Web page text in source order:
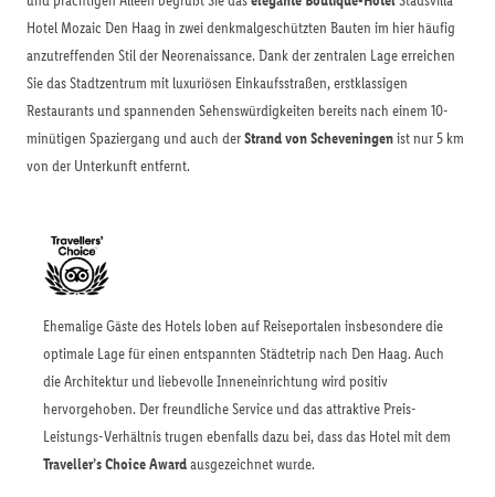
Hotel Mozaic Den Haag in zwei denkmalgeschützten Bauten im hier häufig
anzutreffenden Stil der Neorenaissance. Dank der zentralen Lage erreichen
Sie das Stadtzentrum mit luxuriösen Einkaufsstraßen, erstklassigen
Restaurants und spannenden Sehenswürdigkeiten bereits nach einem 10-
minütigen Spaziergang und auch derStrand von Scheveningenist nur 5 km
von der Unterkunft entfernt.
Ehemalige Gäste des Hotels loben auf Reiseportalen insbesondere die
optimale Lage für einen entspannten Städtetrip nach Den Haag. Auch
die Architektur und liebevolle Inneneinrichtung wird positiv
hervorgehoben. Der freundliche Service und das attraktive Preis-
Leistungs-Verhältnis trugen ebenfalls dazu bei, dass das Hotel mit dem
Traveller’s Choice Awardausgezeichnet wurde.